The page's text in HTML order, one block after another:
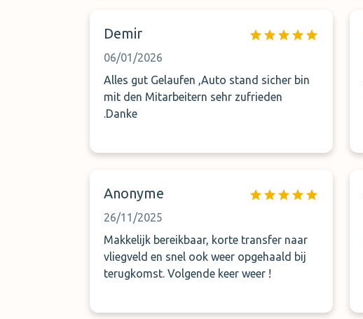
Demir
06/01/2026
Alles gut Gelaufen ,Auto stand sicher bin
mit den Mitarbeitern sehr zufrieden
.Danke
Anonyme
26/11/2025
Makkelijk bereikbaar, korte transfer naar
vliegveld en snel ook weer opgehaald bij
terugkomst. Volgende keer weer !